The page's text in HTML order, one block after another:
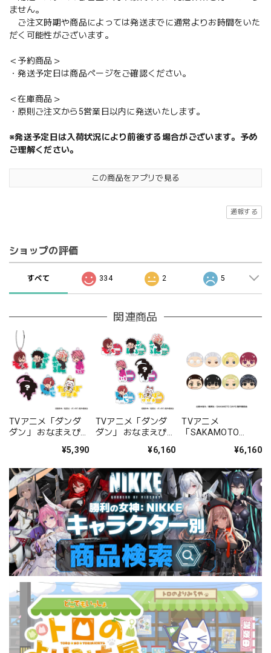
ません。
ご注文時期や商品によっては発送までに通常よりお時間をいた
だく可能性がございます。
＜予約商品＞
・発送予定日は商品ページをご確認ください。
＜在庫商品＞
・原則ご注文から5営業日以内に発送いたします。
※発送予定日は入荷状況により前後する場合がございます。予め
ご理解ください。
この商品をアプリで見る
通報する
ショップの評価
すべて 334 2 5
関連商品
TVアニメ「ダンダ
ダン」 おなまえぴた
¥5,390
TVアニメ「ダンダ
ダン」 おなまえぴた
¥6,160
TVアニメ
「SAKAMOTO
うにぎにぎマスコッ
¥6,160